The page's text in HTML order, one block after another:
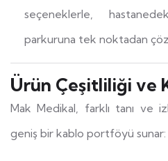
seçeneklerle,
parkuruna tek noktadan
Ürün Çeşitliliği ve
Mak Medikal, farklı tanı ve
geniş bir kablo portföyü sunar: